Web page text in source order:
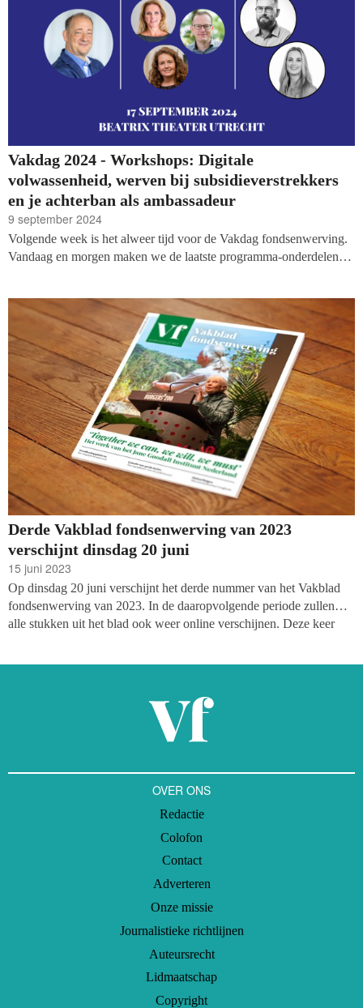
Vakdag 2024 - Workshops: Digitale
volwassenheid, werven bij subsidieverstrekkers
en je achterban als ambassadeur
9 september 2024
Volgende week is het alweer tijd voor de Vakdag fondsenwerving.
Vandaag en morgen maken we de laatste programma-onderdelen
je achterban ambassadeurs maakt.
Bekijk het hele programma op
Derde Vakblad fondsenwerving van 2023
verschijnt dinsdag 20 juni
15 juni 2023
Op dinsdag 20 juni verschijnt het derde nummer van het Vakblad
fondsenwerving van 2023. In de daaropvolgende periode zullen
alle stukken uit het blad ook weer online verschijnen. Deze keer
OVER ONS
Redactie
Colofon
Contact
Adverteren
Onze missie
Journalistieke richtlijnen
Auteursrecht
Lidmaatschap
Copyright